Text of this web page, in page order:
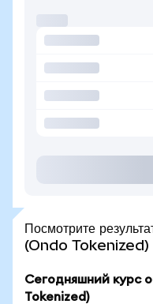
Посмотрите
(Ondo Tokenized)
Сегодняшний курс
Tokenized)